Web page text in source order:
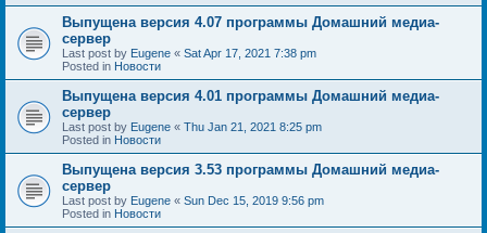
Выпущена версия 4.07 программы Домашний медиа-
сервер
Last post by Eugene « Sat Apr 17, 2021 7:38 pm
Posted in Новости
Выпущена версия 4.01 программы Домашний медиа-
сервер
Last post by Eugene « Thu Jan 21, 2021 8:25 pm
Posted in Новости
Выпущена версия 3.53 программы Домашний медиа-
сервер
Last post by Eugene « Sun Dec 15, 2019 9:56 pm
Posted in Новости